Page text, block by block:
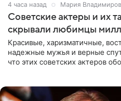
4 часа назад Мария
Советские актеры и их
скрывали любимцы
Красивые, харизматичные,
надежные мужья и верные
что этих советских актеров